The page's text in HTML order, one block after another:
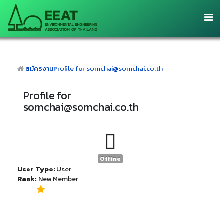
สมัครงานProfile for somchai@somchai.co.th
Profile for
somchai@somchai.co.th
Offline
User Type: User
Rank: New Member